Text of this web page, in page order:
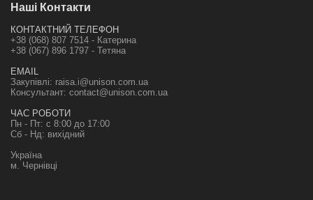
Наші Контакти
КОНТАКТНИЙ ТЕЛЕФОН
+38 (068) 807 7514 - Катерина
+38 (067) 896 1797 - Тетяна
EMAIL
Закупівлі: raisa.i@unison.com.ua
Консультант: contact@unison.com.ua
ЧАС РОБОТИ
Пн - Пт: с 8:00 до 17:00
Сб - Нд: вихідний
Україна
м. Чернівці